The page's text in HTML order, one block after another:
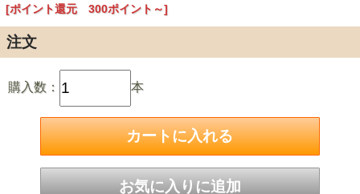
[ポイント還元 300ポイント～]
注文
購入数： 本